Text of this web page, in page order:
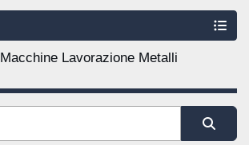
Macchine Lavorazione Metalli